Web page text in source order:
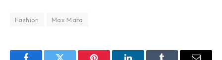
Fashion Max Mara